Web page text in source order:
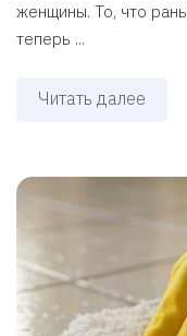
женщины. То, что
теперь ...
Читать далее